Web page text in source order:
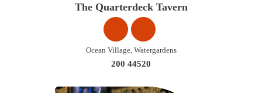
The Quarterdeck Tavern
Ocean Village, Watergardens
200 44520